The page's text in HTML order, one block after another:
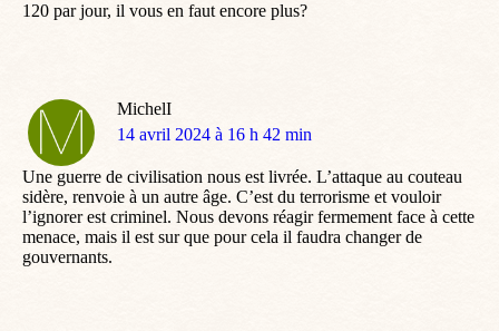
120 par jour, il vous en faut encore plus?
MichelI
dit
14 avril 2024 à 16 h 42 min
Une guerre de civilisation nous est livrée. L’attaque au couteau
sidère, renvoie à un autre âge. C’est du terrorisme et vouloir
l’ignorer est criminel. Nous devons réagir fermement face à cette
menace, mais il est sur que pour cela il faudra changer de
gouvernants.